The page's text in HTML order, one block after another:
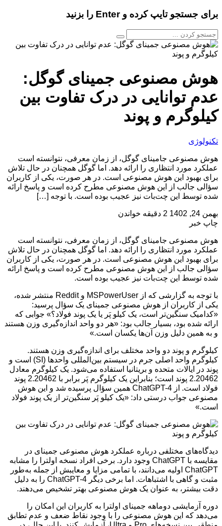
برای جستجو تایپ کرده و Enter را بزنید
هوش مصنوعی جمینای گوگل:
عدم توانایی در درک تفاوت بین
کیلوگرم و پوند
تکنولوژی
هوش مصنوعی جامینای گوگل، از زمان معرفی، نتوانسته است
عملکرد مورد انتظاری را ارائه دهد. اما گوگل همچنان در حال تلاش
برای بهبود این هوش مصنوعی است. در هر صورت، یکی از کاربران
سؤالی جالب از این هوش مصنوعی مطرح کرده است و پاسخ ارائه
شده توسط این چت‌بات نیز عجیب بوده است. با توجه […]
بهمن 24, 1402
2 دقیقه خواندن
چاپ خبر
هوش مصنوعی جامینای گوگل، از زمان معرفی، نتوانسته است
عملکرد مورد انتظاری را ارائه دهد. اما گوگل همچنان در حال تلاش
برای بهبود این هوش مصنوعی است. در هر صورت، یکی از کاربران
سؤالی جالب از این هوش مصنوعی مطرح کرده است و پاسخ ارائه
شده توسط این چت‌بات نیز عجیب بوده است.
با توجه به گزارشی که از MSPowerUser و Reddit منتشر شده،
یکی از کاربران از هوش مصنوعی جمینای یک سؤال پرسید:
«کدامیک سنگین‌تر است، یک کیلو پَر یا یک پوند فولاد؟» جوابی که
ارائه شده بود، بسیار جالب بود: «هر دو واحد اندازه‌گیری وزن هستند
و به همین دلیل وزن آن‌ها یکسان است.»
کیلوگرم و پوند دو واحد مختلف برای اندازه‌گیری وزن هستند.
کیلوگرم واحد اصلی جرم در سیستم بین‌المللی واحدها (SI) است و
پوند در ایالات متحده و بریتانیا استفاده می‌شود. یک کیلوگرم معادل
2.20462 پوند است؛ بنابراین یک کیلوگرم پَر برابر با 2.20462 پوند
فولاد است. از ChatGPT-4 همین سؤال پرسیده شد و این هوش
مصنوعی جواب درستی داد: «یک کیلو پَر سنگین‌تر از یک پوند فولاد
است.»
دیدگاه‌های مختلفی درباره عملکرد هوش مصنوعی جمینای در
مقایسه با ChatGPT وجود دارد. برخی افراد نسخه اولترا را مشابه
ChatGPT اولیه می‌دانند، با تمامی مزایا و معایبش از جمله به‌طور
مثبت و گاهی با اشتباهات. اما برخی دیگر ChatGPT-4 را به دلیل
دقت بیشتر، به عنوان یک هوش مصنوعی بهتر تشخیص می‌دهند.
دوره آزمایشی دوماهه جمینای اولترا به کاربران این امکان را
می‌دهد که این هوش مصنوعی را با وجود نقاط ضعف و عدم تطابق